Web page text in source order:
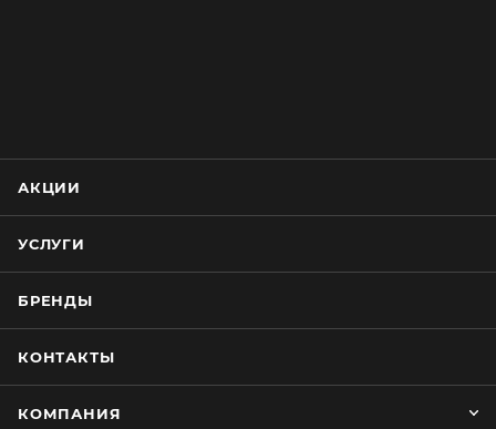
АКЦИИ
УСЛУГИ
БРЕНДЫ
КОНТАКТЫ
КОМПАНИЯ